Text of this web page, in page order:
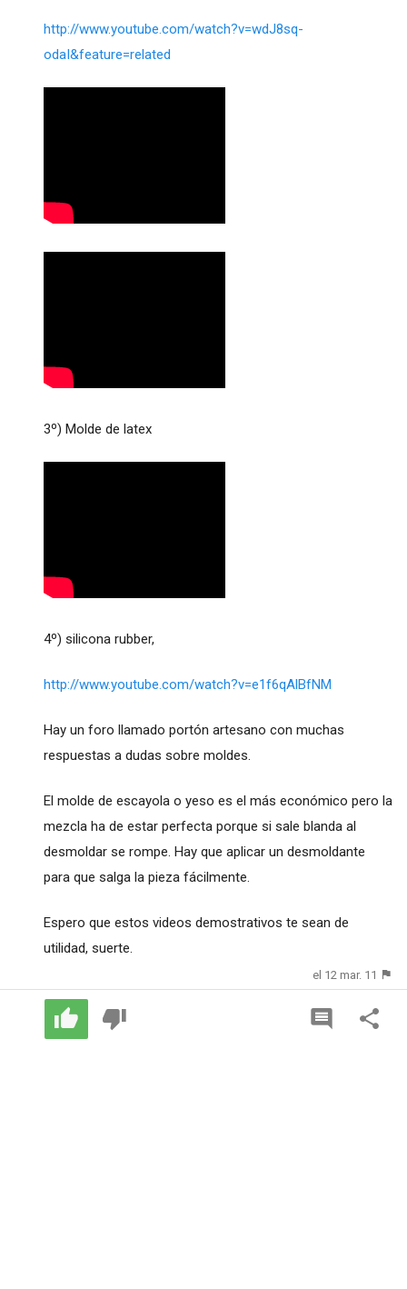
http://www.youtube.com/watch?v=wdJ8sq-
odaI&feature=related
3º) Molde de latex
4º) silicona rubber,
http://www.youtube.com/watch?v=e1f6qAlBfNM
Hay un foro llamado portón artesano con muchas
respuestas a dudas sobre moldes.
El molde de escayola o yeso es el más económico pero la
mezcla ha de estar perfecta porque si sale blanda al
desmoldar se rompe. Hay que aplicar un desmoldante
para que salga la pieza fácilmente.
Espero que estos videos demostrativos te sean de
utilidad, suerte.
el 12 mar. 11